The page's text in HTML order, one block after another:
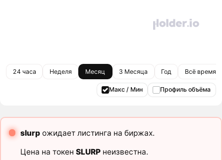
24 часа Неделя Месяц 3 Месяца Год Всё время
Макс / Мин Профиль объёма
slurpожидает листинга на биржах.
Цена на токен SLURPнеизвестна.